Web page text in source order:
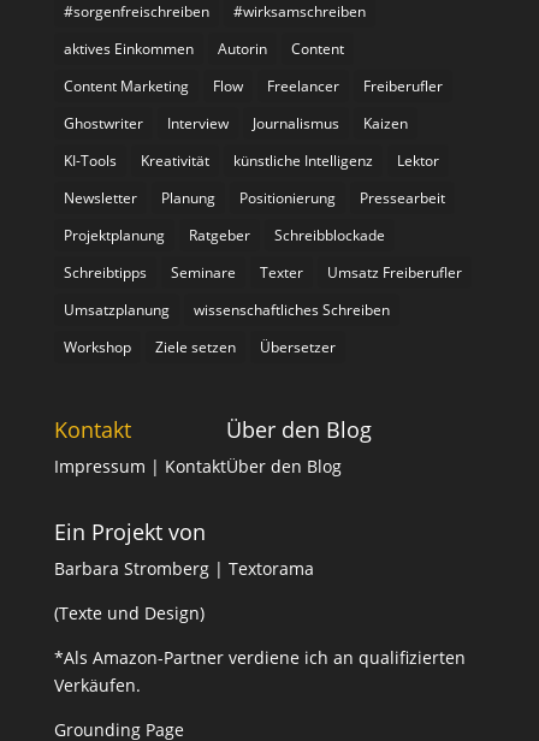
#sorgenfreischreiben
#wirksamschreiben
aktives Einkommen
Autorin
Content
Content Marketing
Flow Freelancer
Freiberufler
Ghostwriter
Interview Journalismus
Kaizen
KI-Tools
Kreativität künstliche Intelligenz
Lektor
Newsletter
Planung Positionierung
Pressearbeit
Projektplanung
Ratgeber
Schreibblockade
Schreibtipps
Seminare Texter
Umsatz Freiberufler
Umsatzplanung
wissenschaftliches Schreiben
Workshop
Ziele setzen Übersetzer
Kontakt
Impressum | Kontakt
Über den Blog
Über den Blog
Ein Projekt von
Barbara Stromberg | Textorama
(Texte und Design)
*Als Amazon-Partner verdiene ich an qualifizierten
Verkäufen.
Grounding Page